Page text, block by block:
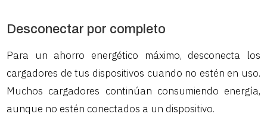
Desconectar por completo
Para un ahorro energético máximo, desconecta los
cargadores de tus dispositivos cuando no estén en uso.
Muchos cargadores continúan consumiendo energía,
aunque no estén conectados a un dispositivo.